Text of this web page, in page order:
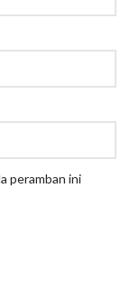
peramban ini